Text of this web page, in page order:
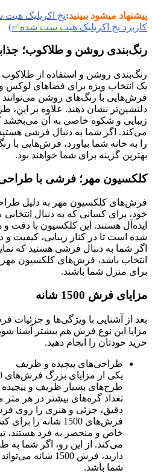
پیشنهاد میشود ببینید:نخ اکریلیک
کاربرد نخ اکریلیک هیت ست شده✅)
رنگ‌بندی روشن و طلاکوب؛
رنگ‌بندی روشن و استفاده از
یک انتخاب ویژه برای فضاهای لوکس
فرش‌هایی با رنگ‌های روشن می‌توانند
دلنشین‌تر نشان دهند. علاوه بر
زیبایی و شکوه خاصی به آن می‌بخشد
می‌کند. اگر شما به دنبال فرشی
را به خانه شما بیاورد، فرش‌هایی
بهترین گزینه برای شما خواهند بود.
کلکسیون مهر؛ فرشی با
فرش‌های کلکسیون مهر به دلیل
خود، برای کسانی که به دنبال
ایده‌آل هستند. این کلکسیون با دقت
شده است تا در کنار زیبایی، کیفیت و
اگر شما به دنبال فرشی هستید که
انتخاب باشد، فرش‌های کلکسیون مهر
برای منزل شما باشند.
مزایای فرش 1500 شانه
مزایا این نوع فرش هم بیشتر آشنا
خرید خودتان را انجام دهید.
طراحی‌های پیچیده و ظریف
طرح‌های بسیار ظریف و پیچیده
تعداد گره‌های بیشتر در هر
دقیق، جزئی و هنری را روی
فرش‌های 1500 شانه
خاص و منحصر به فرد هستند،
می‌کند. از این رو، اگر شما به
دارید، فرش 1500
شما باشد.